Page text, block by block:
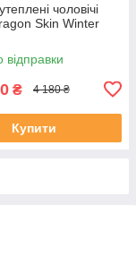
чоловічі
Skin Winter
відправки
₴ 4 180 ₴
Купити